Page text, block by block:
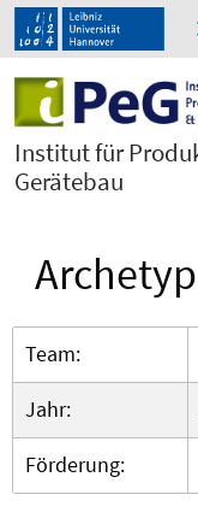
Institut für
Gerätebau
Team:
Jahr:
Förderung: